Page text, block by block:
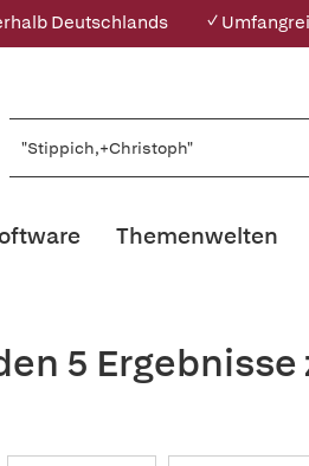
Deutschlands ✓
Themenwelten
5